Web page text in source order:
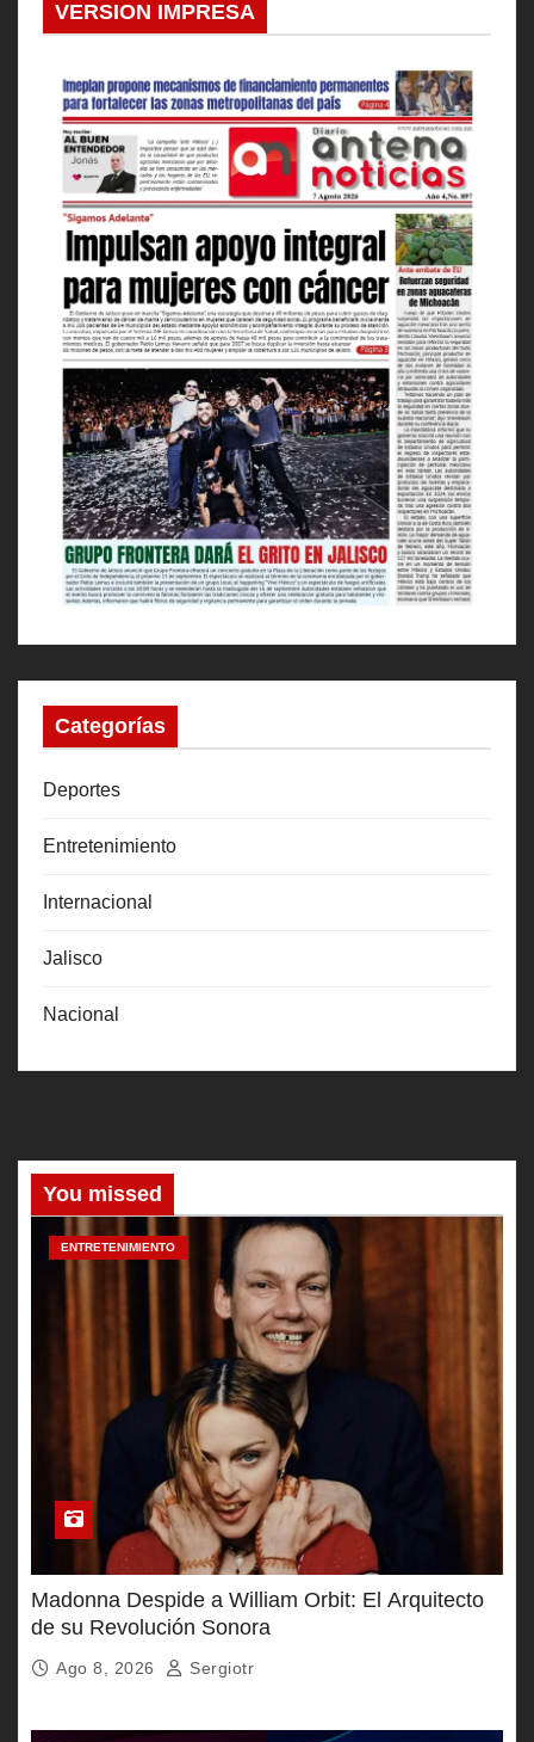
VERSION IMPRESA
Categorías
Deportes
Entretenimiento
Internacional
Jalisco
Nacional
You missed
ENTRETENIMIENTO
Madonna Despide a William Orbit: El Arquitecto
de su Revolución Sonora
Ago 8, 2026 Sergiotr